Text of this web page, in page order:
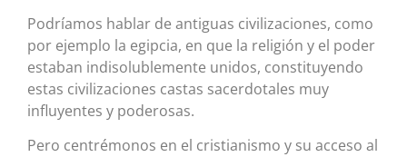
Podríamos hablar de antiguas civilizaciones, como
por ejemplo la egipcia, en que la religión y el poder
estaban indisolublemente unidos, constituyendo
estas civilizaciones castas sacerdotales muy
influyentes y poderosas.
Pero centrémonos en el cristianismo y su acceso al